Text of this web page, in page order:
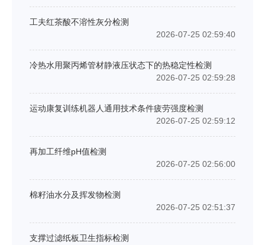
工夫红茶酸不溶性灰分检测
2026-07-25 02:59:40
冷热水用聚丙烯管材静液压状态下的热稳定性检测
2026-07-25 02:59:28
运动康复训练机器人通用技术条件疲劳强度检测
2026-07-25 02:59:12
再加工纤维pH值检测
2026-07-25 02:56:00
棉籽油水分及挥发物检测
2026-07-25 02:51:37
支撑过滤纸板卫生指标检测